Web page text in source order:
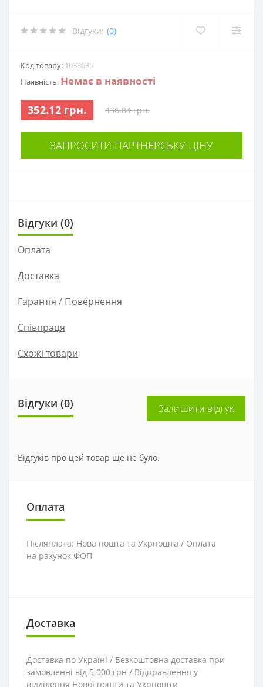
Відгуки: (0)
Код товару: 1033635
Наявність: Немає в наявності
352.12 грн. 436.84 грн.
ЗАПРОСИТИ ПАРТНЕРСЬКУ ЦІНУ
Відгуки (0)
Оплата
Доставка
Гарантія / Повернення
Співпраця
Схожі товари
Відгуки (0) Залишити відгук
Відгуків про цей товар ще не було.
Оплата
Післяплата: Нова пошта та Укрпошта / Оплата
на рахунок ФОП
Доставка
Доставка по Україні / Безкоштовна доставка при
замовленні від 5 000 грн / Відправлення у
відділення Нової пошти та Укрпошти